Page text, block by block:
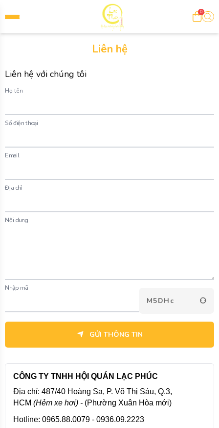
0
Liên hệ
Liên hệ với chúng tôi
Họ tên
Số điện thoại
Email
Địa chỉ
Nội dung
Nhập mã
M5DHc
GỬI THÔNG TIN
CÔNG TY TNHH HỘI QUÁN LẠC PHÚC
Địa chỉ: 487/40 Hoàng Sa, P. Võ Thị Sáu, Q.3,
HCM (Hẻm xe hơi) - (Phường Xuân Hòa mới)
Hotline: 0965.88.0079 - 0936.09.2223